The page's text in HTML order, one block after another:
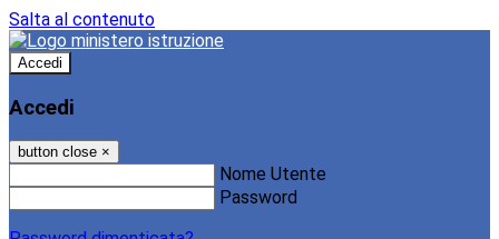
Salta al contenuto
Accedi
Accedi
button close ×
Nome Utente
Password